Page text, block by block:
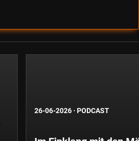
26-06-2026 · PODCAST